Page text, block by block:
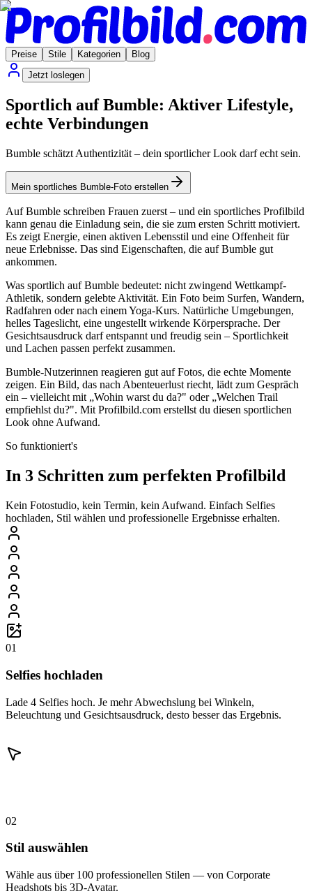
Preise Stile Kategorien
Blog
Jetzt loslegen
Sportlich auf Bumble: Aktiver Lifestyle,
echte Verbindungen
Bumble schätzt Authentizität – dein sportlicher Look darf echt sein.
Mein sportliches Bumble-Foto erstellen
Auf Bumble schreiben Frauen zuerst – und ein sportliches Profilbild
kann genau die Einladung sein, die sie zum ersten Schritt motiviert.
Es zeigt Energie, einen aktiven Lebensstil und eine Offenheit für
neue Erlebnisse. Das sind Eigenschaften, die auf Bumble gut
ankommen.
Was sportlich auf Bumble bedeutet: nicht zwingend Wettkampf-
Athletik, sondern gelebte Aktivität. Ein Foto beim Surfen, Wandern,
Radfahren oder nach einem Yoga-Kurs. Natürliche Umgebungen,
helles Tageslicht, eine ungestellt wirkende Körpersprache. Der
Gesichtsausdruck darf entspannt und freudig sein – Sportlichkeit
und Lachen passen perfekt zusammen.
Bumble-Nutzerinnen reagieren gut auf Fotos, die echte Momente
zeigen. Ein Bild, das nach Abenteuerlust riecht, lädt zum Gespräch
ein – vielleicht mit „Wohin warst du da?" oder „Welchen Trail
empfiehlst du?". Mit Profilbild.com erstellst du diesen sportlichen
Look ohne Aufwand.
So funktioniert's
In 3 Schritten zum perfekten Profilbild
Kein Fotostudio, kein Termin, kein Aufwand. Einfach Selfies
hochladen, Stil wählen und professionelle Ergebnisse erhalten.
01
Selfies hochladen
Lade 4 Selfies hoch. Je mehr Abwechslung bei Winkeln,
Beleuchtung und Gesichtsausdruck, desto besser das Ergebnis.
02
Stil auswählen
Wähle aus über 100 professionellen Stilen — von Corporate
Headshots bis 3D-Avatar.